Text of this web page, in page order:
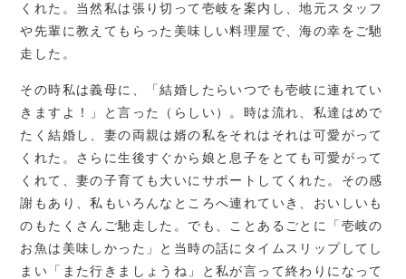
くれた。当然私は張り切って壱岐を案内し、地元スタッフ
や先輩に教えてもらった美味しい料理屋で、海の幸をご馳
走した。
その時私は義母に、「結婚したらいつでも壱岐に連れてい
きますよ！」と言った（らしい）。時は流れ、私達はめで
たく結婚し、妻の両親は婿の私をそれはそれは可愛がって
くれた。さらに生後すぐから娘と息子をとても可愛がって
くれて、妻の子育ても大いにサポートしてくれた。その感
謝もあり、私もいろんなところへ連れていき、おいしいも
のもたくさんご馳走した。でも、ことあるごとに「壱岐の
お魚は美味しかった」と当時の話にタイムスリップしてし
まい「また行きましょうね」と私が言って終わりになって